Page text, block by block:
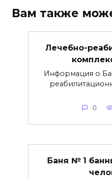
Вам также
Лечебно-
Информация о
0
Баня № 1